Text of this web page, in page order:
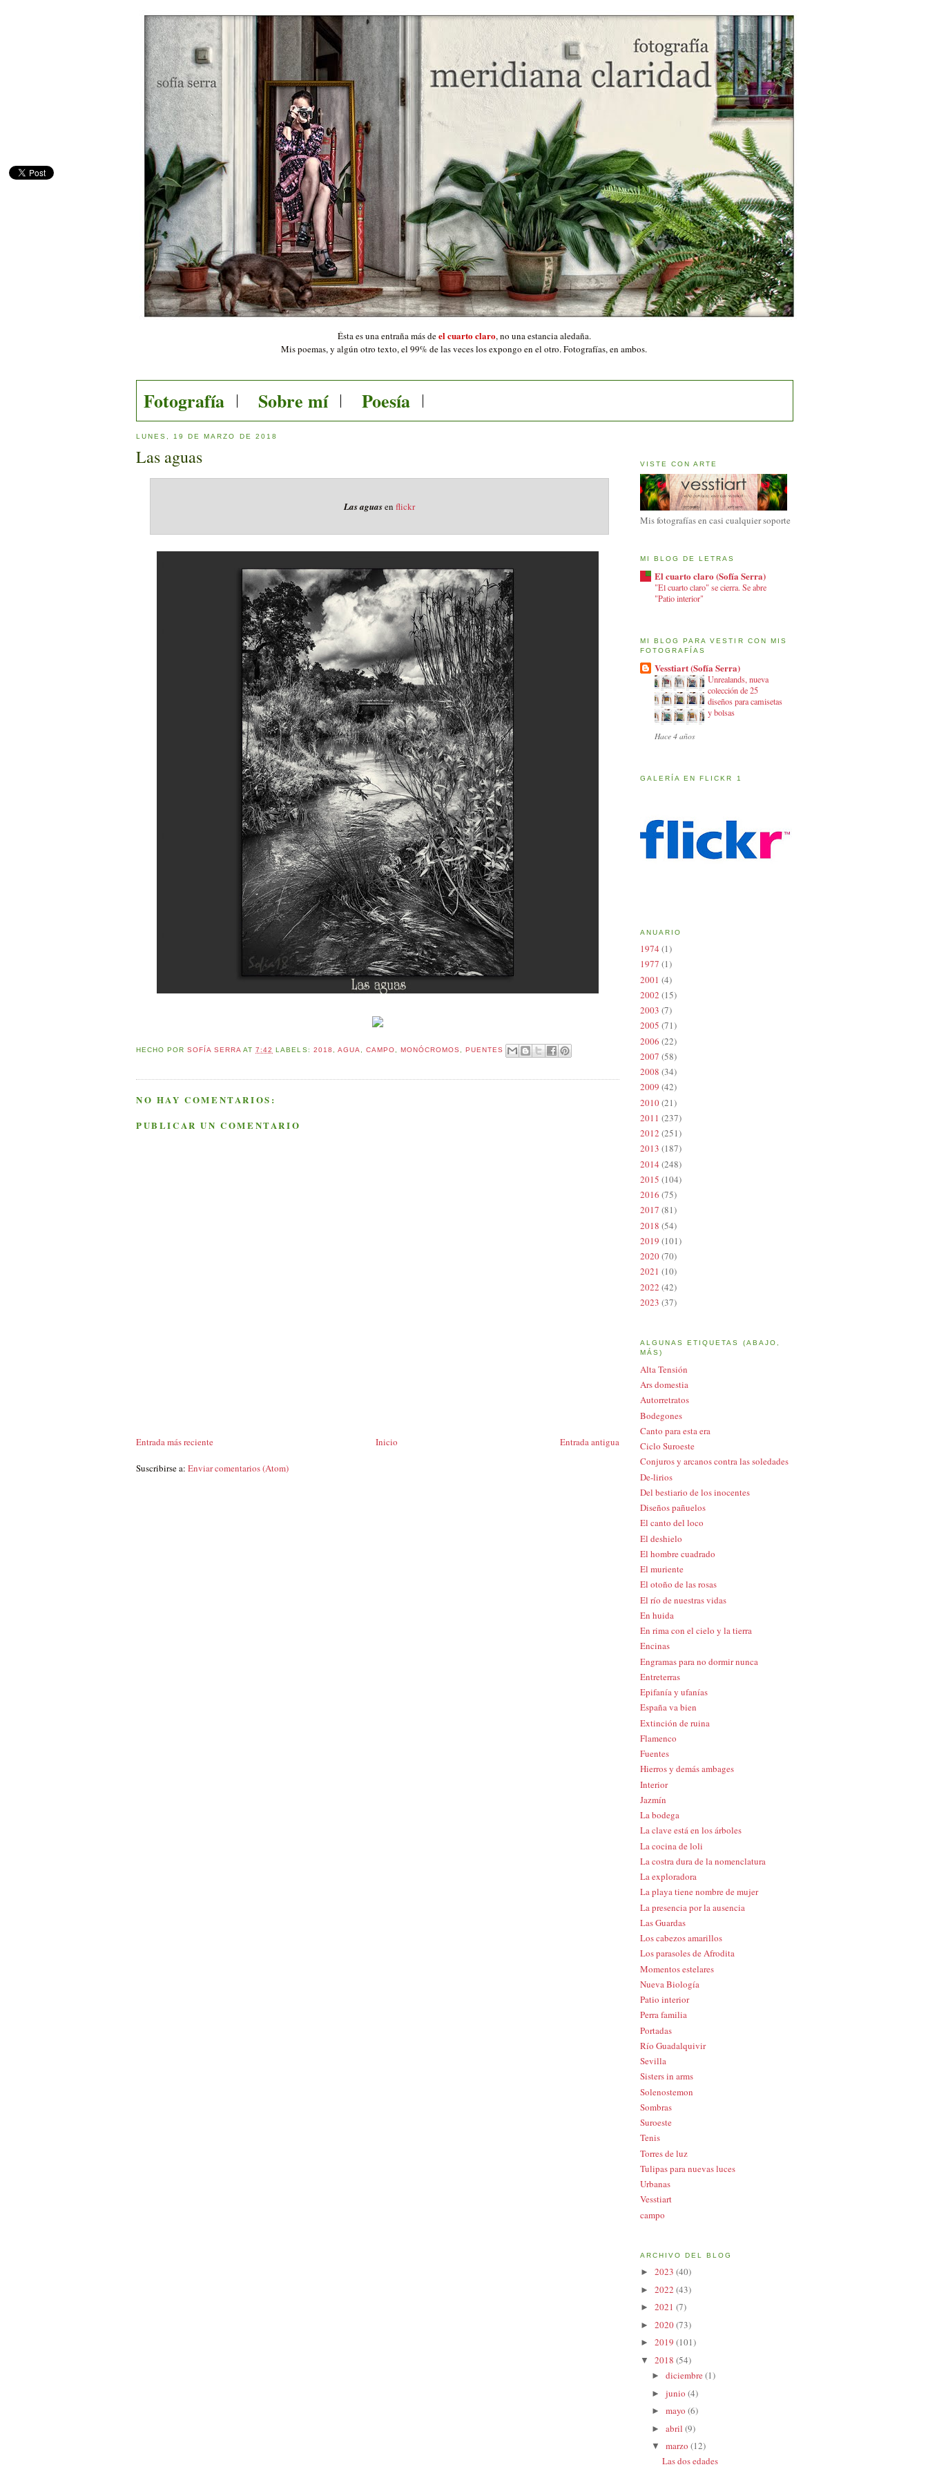
Ésta es una entraña más deel cuarto claro,no una estancia aledaña.
Mis poemas, y algún otro texto, el 99% de las veces los expongo en el otro. Fotografías, en ambos.
Fotografía Sobre mí Poesía
LUNES, 19 DE MARZO DE 2018
Las aguas
Las aguasen flickr
HECHO PORSOFÍA SERRAAT7:42 LABELS: 2018 AGUA CAMPO MONÓCROMOS ,PUENTES
NO HAY COMENTARIOS:
PUBLICAR UN COMENTARIO
Entrada más reciente Entrada antigua
Inicio
Suscribirse a: Enviar comentarios (Atom)
VISTE CON ARTE
Mis fotografías en casi cualquier soporte
MI BLOG DE LETRAS
El cuarto claro (Sofía Serra)
"El cuarto claro" se cierra. Se abre
"Patio interior"
MI BLOG PARA VESTIR CON MIS
FOTOGRAFÍAS
Vesstiart (Sofía Serra)
Unrealands, nueva
colección de 25
diseños para camisetas
y bolsas
Hace 4 años
GALERÍA EN FLICKR 1
ANUARIO
1974 (1)
1977 (1)
2001 (4)
2002 (15)
2003 (7)
2005 (71)
2006 (22)
2007 (58)
2008 (34)
2009 (42)
2010(21)
2011 (237)
2012 (251)
2013 (187)
2014 (248)
2015 (104)
2016 (75)
2017 (81)
2018 (54)
2019 (101)
2020(70)
2021 (10)
2022 (42)
2023 (37)
ALGUNAS ETIQUETAS (ABAJO,
MÁS)
Alta Tensión
Ars domestia
Autorretratos
Bodegones
Canto para esta era
Ciclo Suroeste
Conjuros y arcanos contra las soledades
De-lirios
Del bestiario de los inocentes
Diseños pañuelos
El canto del loco
El deshielo
El hombre cuadrado
El muriente
El otoño de las rosas
El río de nuestras vidas
En huida
En rima con el cielo y la tierra
Encinas
Engramas para no dormir nunca
Entreterras
Epifanía y ufanías
España va bien
Extinción de ruina
Flamenco
Fuentes
Hierros y demás ambages
Interior
Jazmín
La bodega
La clave está en los árboles
La cocina de loli
La costra dura de la nomenclatura
La exploradora
La playa tiene nombre de mujer
La presencia por la ausencia
Las Guardas
Los cabezos amarillos
Los parasoles de Afrodita
Momentos estelares
Nueva Biología
Patio interior
Perra familia
Portadas
Río Guadalquivir
Sevilla
Sisters in arms
Solenostemon
Sombras
Suroeste
Tenis
Torres de luz
Tulipas para nuevas luces
Urbanas
Vesstiart
campo
ARCHIVO DEL BLOG
► 2023 (40)
► 2022 (43)
► 2021 (7)
► 2020(73)
► 2019 (101)
▼ 2018 (54)
► diciembre(1)
► junio (4)
► mayo (6)
► abril (9)
▼ marzo (12)
Las dos edades